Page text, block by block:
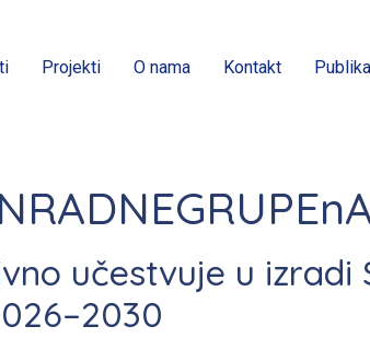
Projekti O nama Kontakt
učestvuje u